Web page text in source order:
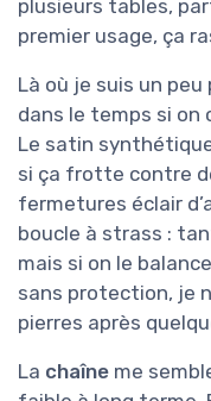
plusieurs tables,
premier usage, ça
Là où je suis un
dans le temps si on
Le satin
si ça frotte contre
fermetures éclair
boucle à strass :
mais si on le
sans protection, je
pierres après
La chaîne me